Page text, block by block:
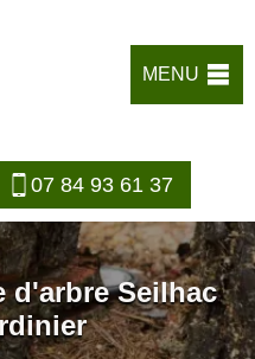
MENU
07 84 93 61 37
d'arbre Seilhac